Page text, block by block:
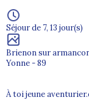
Séjour de 7, 13 jour(s)
Brienon sur
Yonne - 89
À toi jeune